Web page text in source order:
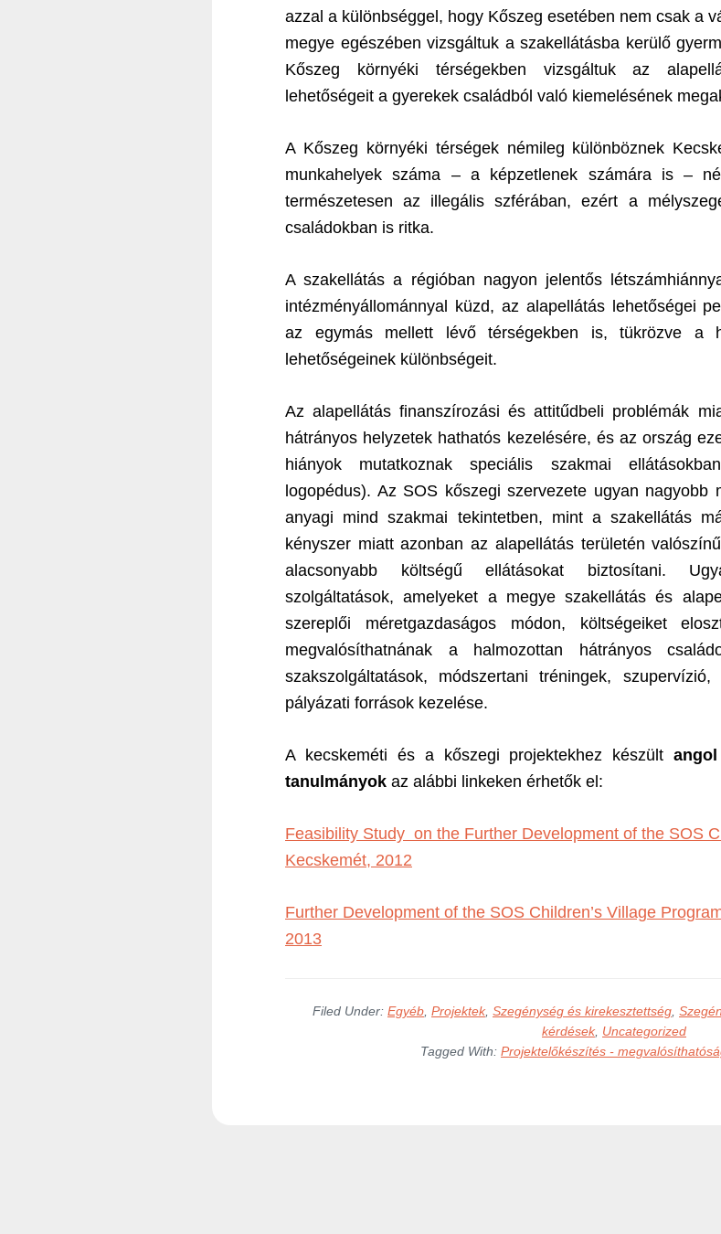
azzal a különbséggel, hogy Kőszeg esetében nem csak a
megye egészében vizsgáltuk a szakellátásba kerülő
Kőszeg környéki térségekben vizsgáltuk az
lehetőségeit a gyerekek családból való kiemelésének
A Kőszeg környéki térségek némileg különböznek
munkahelyek száma – a képzetlenek számára is –
természetesen az illegális szférában, ezért a
családokban is ritka.
A szakellátás a régióban nagyon jelentős
intézményállománnyal küzd, az alapellátás lehetőségei
az egymás mellett lévő térségekben is, tükrözve a
lehetőségeinek különbségeit.
Az alapellátás finanszírozási és attitűdbeli problémák
hátrányos helyzetek hathatós kezelésére, és az ország
hiányok mutatkoznak speciális szakmai
logopédus). Az SOS kőszegi szervezete ugyan nagyobb
anyagi mind szakmai tekintetben, mint a szakellátás
kényszer miatt azonban az alapellátás területén
alacsonyabb költségű ellátásokat biztosítani.
szolgáltatások, amelyeket a megye szakellátás és
szereplői méretgazdaságos módon, költségeiket
megvalósíthatnának a halmozottan hátrányos
szakszolgáltatások, módszertani tréningek, szupervízió,
pályázati források kezelése.
A kecskeméti és a kőszegi projektekhez készült
tanulmányok az alábbi linkeken érhetők el:
Feasibility Study on the Further Development of the SOS
Kecskemét, 2012
Further Development of the SOS Children’s Village
2013
Filed Under: Egyéb Projektek, Szegénység és kirekesztettség
kérdések, Uncategorized
Tagged With: Projektelőkészítés -